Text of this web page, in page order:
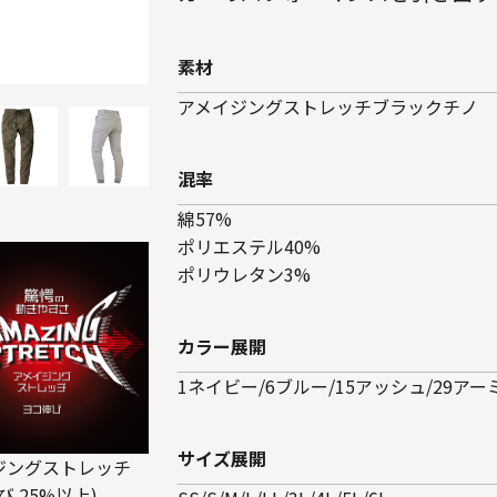
素材
アメイジングストレッチブラックチノ
混率
綿57%
ポリエステル40%
ポリウレタン3%
カラー展開
1ネイビー/6ブルー/15アッシュ/29アー
サイズ展開
ングストレッチ